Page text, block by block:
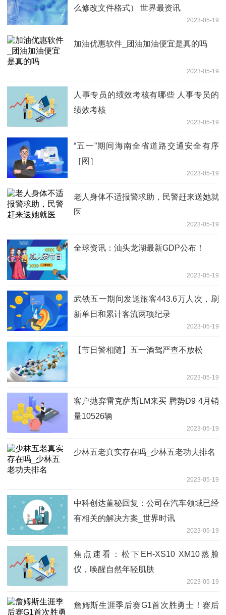
么修改文件格式） 世界最资讯
2023-05-19
加油优惠软件_团油加油便宜是真的吗
2023-05-19
人事专员的绩效考核有哪些 人事专员的
绩效考核
2023-05-19
“五一”期间海南全省道路交通安全有序
［图］
2023-05-19
老人身体不适报警求助，民警赶来送她就
医
2023-05-19
全球资讯：汕头龙湖最新GDP公布！
2023-05-19
武铁五一期间发送旅客443.6万人次，刷
新单日和累计客流两项纪录
2023-05-19
【节日警相随】五一酒驾严查不放松
2023-05-19
客户抛弃雷克萨斯LM来买 腾势D9 4月销
量10526辆
2023-05-19
少林五老真实存在吗_少林五老功夫排名
2023-05-19
中科创达董秘回复：公司在汽车领域已经
有相关的解决方案_世界时讯
2023-05-19
焦点速看：松下EH-XS10 XM10蒸脸
仪，唤醒自然年轻肌肤
2023-05-19
詹姆斯生涯季后赛G1首次胜勇士！赛后